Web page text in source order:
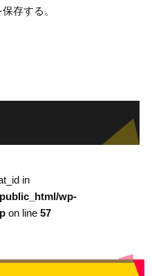
存する。
in
wp-
on line 57